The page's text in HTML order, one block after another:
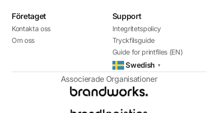
Företaget
Kontakta oss
Om oss
Support
Integritetspolicy
Tryckfilsguide
Guide for printfiles (EN)
Swedish ▼
Associerade Organisationer